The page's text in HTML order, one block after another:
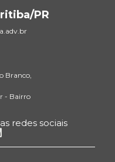
PR
Branco,
- Bairro
redes sociais